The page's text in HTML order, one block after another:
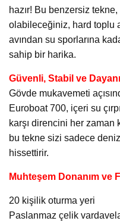
hazır! Bu benzersiz
olabileceğiniz, hard toplu
avından su sporlarına
sahip bir harika.
Güvenli, Stabil ve
Gövde mukavemeti
Euroboat 700, içeri su
karşı direncini her zaman
bu tekne sizi sadece
hissettirir.
Muhteşem Donanım ve
20 kişilik oturma yeri
Paslanmaz çelik